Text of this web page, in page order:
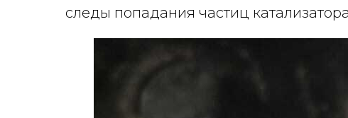
следы попадания частиц